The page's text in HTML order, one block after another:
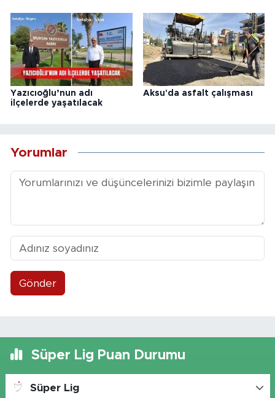
Yazıcıoğlu’nun adı
ilçelerde yaşatılacak
Aksu'da asfalt çalışması
Yorumlar
Gönder
Süper Lig Puan Durumu
Süper Lig